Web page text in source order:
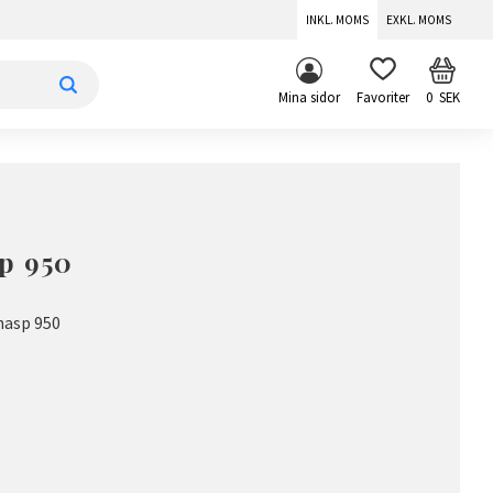
INKL. MOMS EXKL. MOMS
Mina sidor FAVORITER 0SEK
950
950